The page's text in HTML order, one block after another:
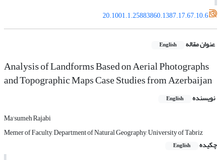
20.1001.1.25883860.1387.17.67.10.6
عنوان مقاله English
Analysis of Landforms Based on Aerial Photographs
and Topographic Maps Case Studies from Azerbaijan
نویسنده English
Ma'sumeh Rajabi
Memer of Faculty, Department of Natural Geography, University of Tabriz
چکیده
English